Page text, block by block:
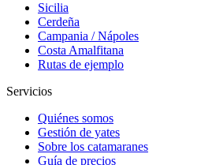
Sicilia
Cerdeña
Campania / Nápoles
Costa Amalfitana
Rutas de ejemplo
Servicios
Quiénes somos
Gestión de yates
Sobre los catamaranes
Guía de precios